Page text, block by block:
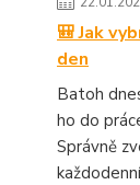
🎒 Jak
den
Batoh
ho do
Správně